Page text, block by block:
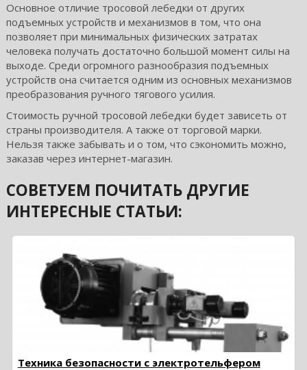
Основное отличие тросовой лебедки от других
подъемных устройств и механизмов в том, что она
позволяет при минимальных физических затратах
человека получать достаточно большой момент силы на
выходе. Среди огромного разнообразия подъемных
устройств она считается одним из основных механизмов
преобразования ручного тягового усилия.
Стоимость ручной тросовой лебедки будет зависеть от
страны производителя. А также от торговой марки.
Нельзя также забывать и о том, что сэкономить можно,
заказав через интернет-магазин.
СОВЕТУЕМ ПОЧИТАТЬ ДРУГИЕ
ИНТЕРЕСНЫЕ СТАТЬИ:
Техника безопасности с электротельфером